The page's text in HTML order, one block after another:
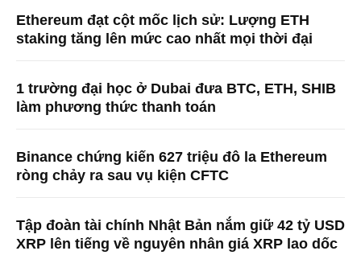
Ethereum đạt cột mốc lịch sử: Lượng ETH
staking tăng lên mức cao nhất mọi thời đại
1 trường đại học ở Dubai đưa BTC, ETH, SHIB
làm phương thức thanh toán
Binance chứng kiến ​​627 triệu đô la Ethereum
ròng chảy ra sau vụ kiện CFTC
Tập đoàn tài chính Nhật Bản nắm giữ 42 tỷ USD
XRP lên tiếng về nguyên nhân giá XRP lao dốc